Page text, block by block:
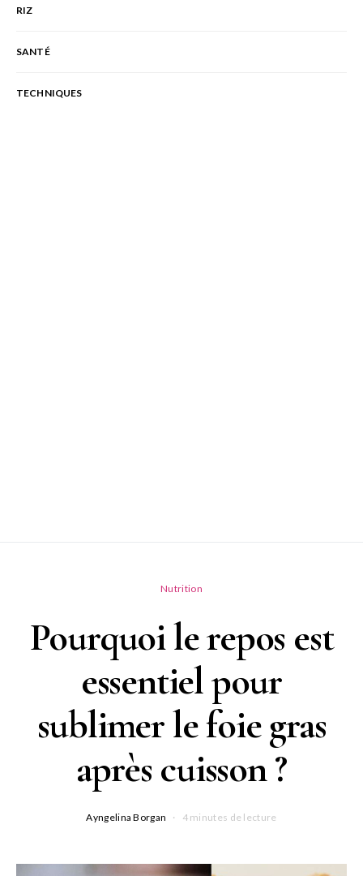
RIZ
SANTÉ
TECHNIQUES
Nutrition
Pourquoi le repos est
essentiel pour
sublimer le foie gras
après cuisson ?
Ayngelina Borgan 4 minutes de lecture